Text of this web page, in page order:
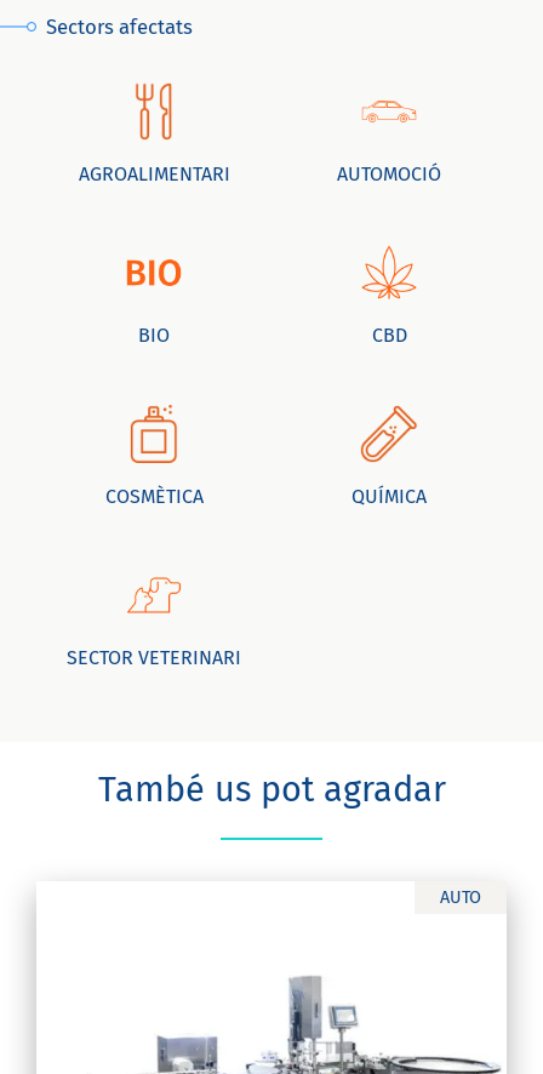
Sectors afectats
AGROALIMENTARI AUTOMOCIÓ
BIO CBD
COSMÈTICA QUÍMICA
SECTOR VETERINARI
També us pot agradar
AUTO